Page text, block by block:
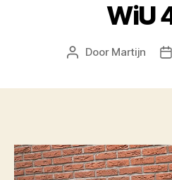
WiU
Berichtauteur
Door Martijn